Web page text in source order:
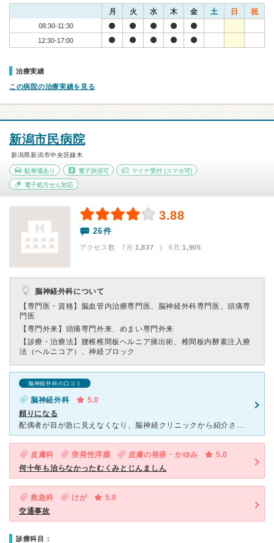
月 火 水 木 金 土 日 祝
08:30-11:30
12:30-17:00
治療実績
この病院の治療実績を見る
新潟市民病院
新潟県新潟市中央区鐘木
駐車場あり 電子決済可 マイナ受付 (スマホ可)
電子処方せん対応
3.88
26件
アクセス数 7月:1,837 | 6月:1,905
脳神経外科について
【専門医・資格】 脳血管内治療専門医、脳神経外科専門医、頭痛専
門医
【専門外来】 頭痛専門外来、めまい専門外来
【診療・治療法】
腰椎椎間板ヘルニア摘出術、椎間板内酵素注入療
法（ヘルニコア）、神経ブロック
脳神経外科の口コミ
脳神経外科
5.0
頼りになる
配偶者が目が急に見えなくなり、脳神経クリニックから紹介され受診しました。 結果自己免疫疾患だったのですが、適切な治療と安心できる環境で治療に専念できました。 子どもの面会が無理だったので子どもを説
皮膚科 突発性浮腫 皮膚の発疹・かゆみ
5.0
何十年も治らなかったむくみとじんましん
救急科 けが
5.0
交通事故
診療科目：